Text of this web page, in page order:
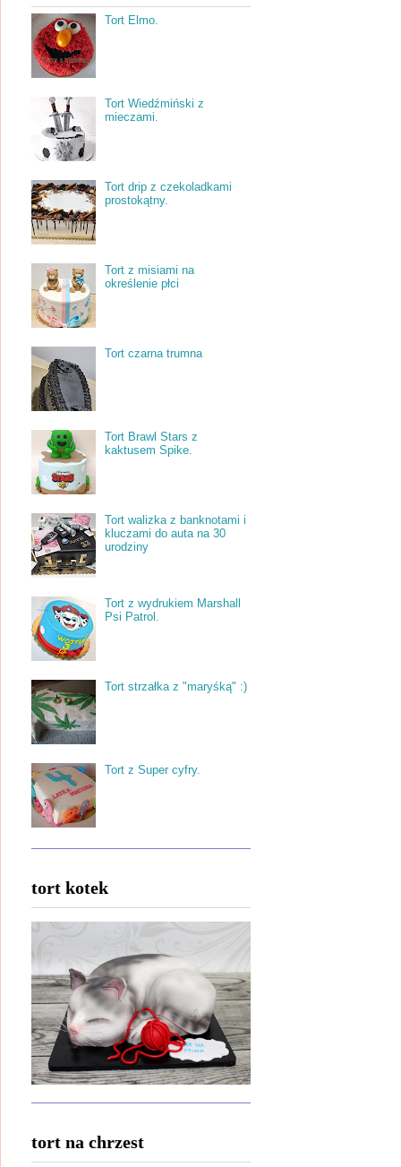
Tort Elmo.
Tort Wiedźmiński z
mieczami.
Tort drip z czekoladkami
prostokątny.
Tort z misiami na
określenie płci
Tort czarna trumna
Tort Brawl Stars z
kaktusem Spike.
Tort walizka z banknotami i
kluczami do auta na 30
urodziny
Tort z wydrukiem Marshall
Psi Patrol.
Tort strzałka z "maryśką" :)
Tort z Super cyfry.
tort kotek
tort na chrzest